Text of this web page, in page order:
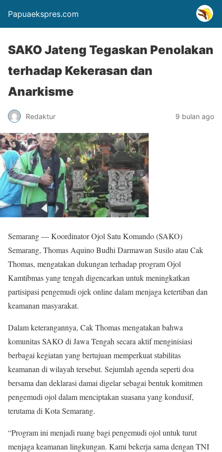
Papuaekspres.com
SAKO Jateng Tegaskan Penolakan
terhadap Kekerasan dan
Anarkisme
Redaktur 9 bulan ago
Semarang — Koordinator Ojol Satu Komando (SAKO)
Semarang, Thomas Aquino Budhi Darmawan Susilo atau Cak
Thomas, mengatakan dukungan terhadap program Ojol
Kamtibmas yang tengah digencarkan untuk meningkatkan
partisipasi pengemudi ojek online dalam menjaga ketertiban dan
keamanan masyarakat.
Dalam keterangannya, Cak Thomas mengatakan bahwa
komunitas SAKO di Jawa Tengah secara aktif menginisiasi
berbagai kegiatan yang bertujuan memperkuat stabilitas
keamanan di wilayah tersebut. Sejumlah agenda seperti doa
bersama dan deklarasi damai digelar sebagai bentuk komitmen
pengemudi ojol dalam menciptakan suasana yang kondusif,
terutama di Kota Semarang.
“Program ini menjadi ruang bagi pengemudi ojol untuk turut
menjaga keamanan lingkungan. Kami bekerja sama dengan TNI